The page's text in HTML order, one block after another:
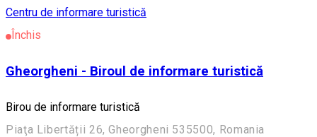
Centru de informare turistică
Închis
Gheorgheni - Biroul de informare turistică
Birou de informare turistică
Piaţa Libertății 26, Gheorgheni 535500, Romania